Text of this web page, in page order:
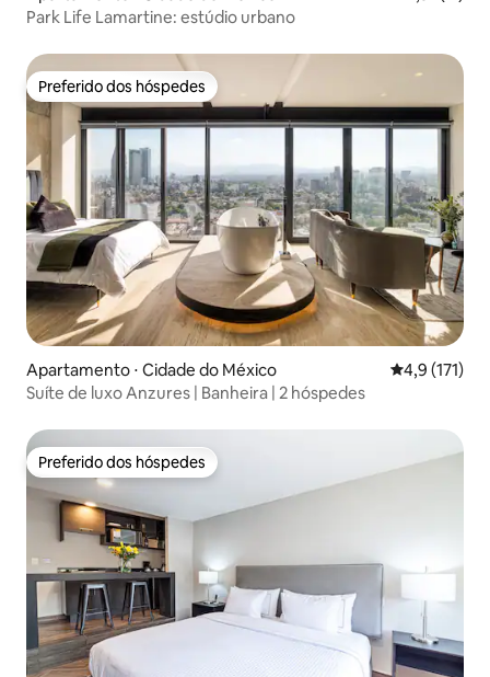
Park Life Lamartine: estúdio urbano
Preferido dos hóspedes
Preferido dos hóspedes
Apartamento ⋅ Cidade do México 4,9 de uma
4,9 (171)
Suíte de luxo Anzures | Banheira | 2 hóspedes
Preferido dos hóspedes
Preferido dos hóspedes